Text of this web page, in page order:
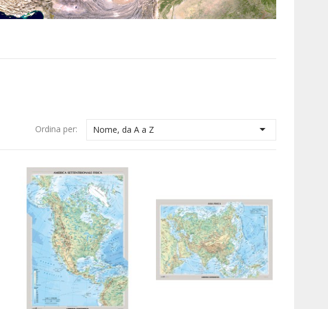
Ordina per: Nome, da A a Z 